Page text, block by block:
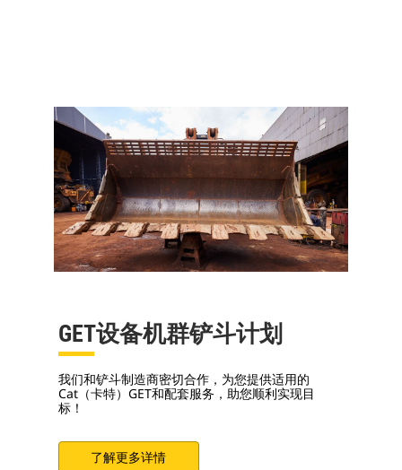
GET设备机群铲斗计划
我们和铲斗制造商密切合作，为您提供适用的
Cat（卡特）GET和配套服务，助您顺利实现目
标！
了解更多详情